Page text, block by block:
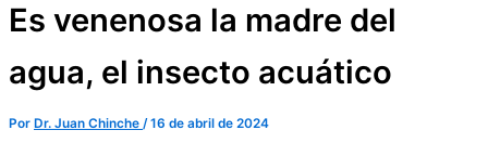
Es venenosa la madre del
agua, el insecto acuático
Por Dr. Juan Chinche /16 de abril de 2024